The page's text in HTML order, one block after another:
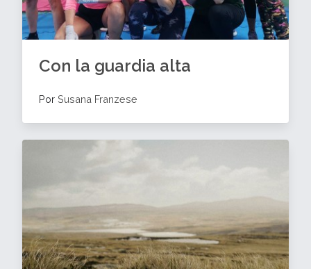
Con la guardia alta
Por Susana Franzese